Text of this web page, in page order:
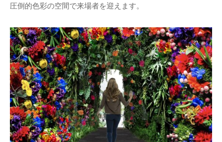
圧倒的色彩の空間で来場者を迎えます。